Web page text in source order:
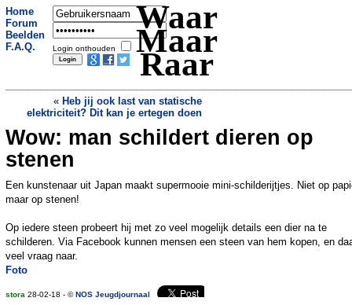
Home
Forum
Beelden
F.A.Q.
Login onthouden
Waar
Maar
Raar
« Heb jij ook last van statische
elektriciteit? Dit kan je ertegen doen
Zeldzaam natuurfenomeen op de
waddeneilanden»
Wow: man schildert dieren op
stenen
Een kunstenaar uit Japan maakt supermooie mini-schilderijtjes. Niet op
maar op stenen!
Op iedere steen probeert hij met zo veel mogelijk details een dier na te
schilderen. Via Facebook kunnen mensen een steen van hem kopen, en
veel vraag naar.
Foto
stora 28-02-18 - ©NOS Jeugdjournaal